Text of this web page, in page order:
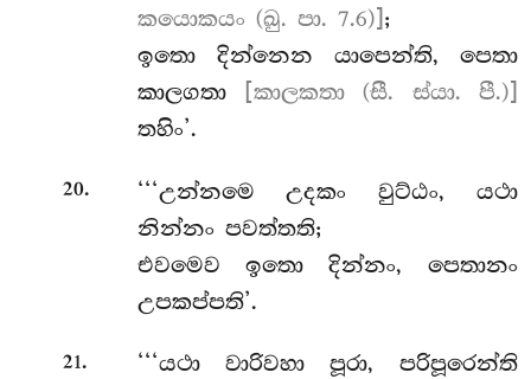
කයොකයං (ඛු. පා. 7.6)] ;
ඉතො දින්නෙන යාපෙන්ති, පෙතා
කාලගතා
[කාලකතා (සී. ස්යා. පී.)]
තහිං’.
20. ‘‘‘උන්නමෙඋදකං වුට්ඨං, යථා
නින්නං පවත්තති;
එවමෙව ඉතො දින්නං, පෙතානං
උපකප්පති’.
21.
‘‘‘යථා වාරිවහා පූරා, පරිපූරෙන්ති